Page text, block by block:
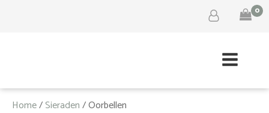
0
Home/Sieraden/ Oorbellen